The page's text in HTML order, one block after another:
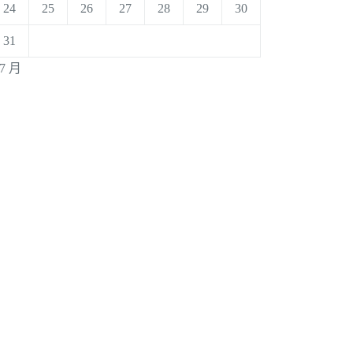
24 25 26 27 28 29 30
31
月